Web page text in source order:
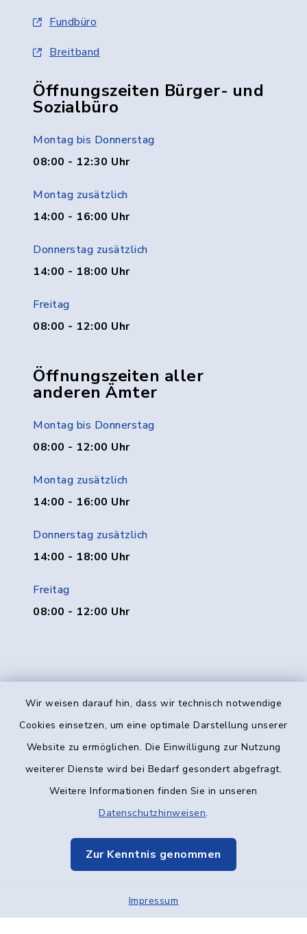
Wir weisen darauf hin, dass wir technisch notwendige
Cookies einsetzen, um eine optimale Darstellung unserer
Website zu ermöglichen. Die Einwilligung zur Nutzung
weiterer Dienste wird bei Bedarf gesondert abgefragt.
Weitere Informationen finden Sie in unseren
Datenschutzhinweisen.
Zur Kenntnis genommen
Impressum
Fundbüro
Breitband
Öffnungszeiten Bürger- und
Sozialbüro
Montag bis Donnerstag
08:00 - 12:30 Uhr
Montag zusätzlich
14:00 - 16:00 Uhr
Donnerstag zusätzlich
14:00 - 18:00 Uhr
Freitag
08:00 - 12:00 Uhr
Öffnungszeiten aller
anderen Ämter
Montag bis Donnerstag
08:00 - 12:00 Uhr
Montag zusätzlich
14:00 - 16:00 Uhr
Donnerstag zusätzlich
14:00 - 18:00 Uhr
Freitag
08:00 - 12:00 Uhr
Kontakt
Datenschutz
Elektronische Kommunikation
Sitemap